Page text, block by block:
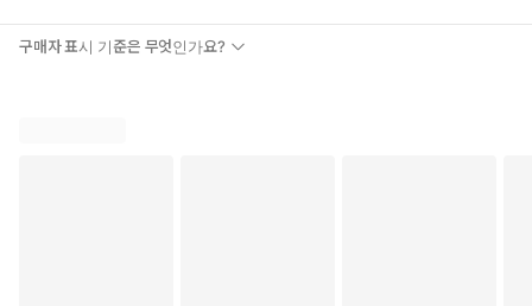
구매자 표시 기준은 무엇인가요?